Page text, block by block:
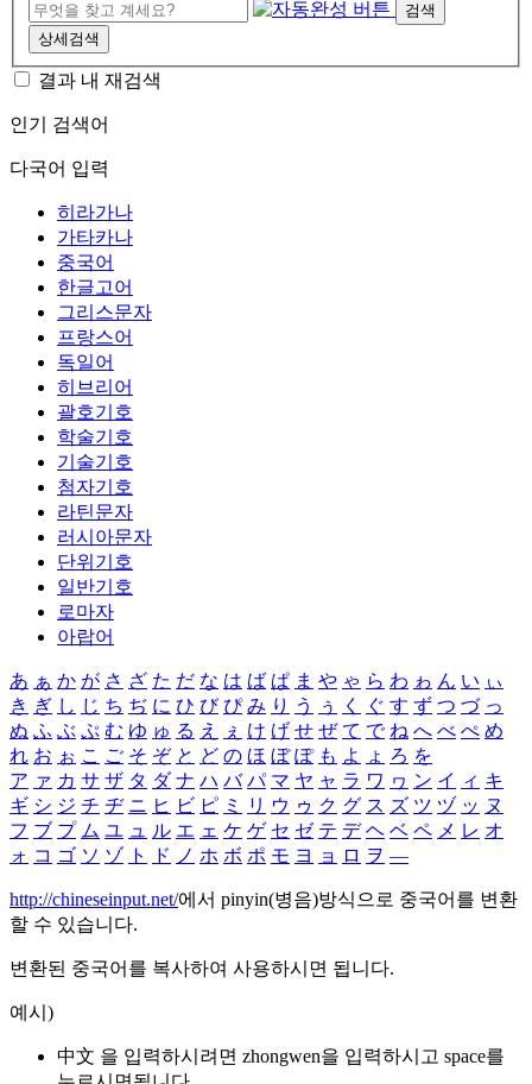
검색
상세검색
결과 내 재검색
인기 검색어
다국어 입력
히라가나
가타카나
중국어
한글고어
그리스문자
프랑스어
독일어
히브리어
괄호기호
학술기호
기술기호
첨자기호
라틴문자
러시아문자
단위기호
일반기호
로마자
아랍어
あ ぁ か が さ ざ た だ な は ば ぱ ま や ゃ ら わ ゎ ん い ぃ
き ぎ し じ ち ぢ に ひ び ぴ み り う ぅ く ぐ す ず つ づ っ
ぬ ふ ぶ ぷ む ゆ ゅ る え ぇ け げ せ ぜ て で ね へ べ ぺ め
れ お ぉ こ ご そ ぞ と ど の ほ ぼ ぽ も よ ょ ろ を
ア ァ カ サ ザ タ ダ ナ ハ バ パ マ ヤ ャ ラ ワ ヮ ン イ ィ キ
ギ シ ジ チ ヂ ニ ヒ ビ ピ ミ リ ウ ゥ ク グ ス ズ ツ ヅ ッ ヌ
フ ブ プ ム ユ ュ ル エ ェ ケ ゲ セ ゼ テ デ ヘ ベ ペ メ レ オ
ォ コ ゴ ソ ゾ ト ド ノ ホ ボ ポ モ ヨ ョ ロ ヲ ―
http://chineseinput.net/에서 pinyin(병음)방식으로 중국어를 변환
할 수 있습니다.
변환된 중국어를 복사하여 사용하시면 됩니다.
예시)
中文 을 입력하시려면 zhongwen을 입력하시고 space를